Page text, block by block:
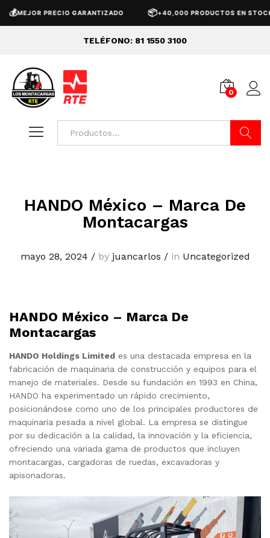
MEJOR PRECIO GARANTIZADO +40,000 PRODUCTOS EN STOCK
TELÉFONO: 81 1550 3100
0
HANDO México – Marca De
Montacargas
mayo 28, 2024 /by juancarlos /in Uncategorized
HANDO México – Marca De
Montacargas
HANDO Holdings Limited es una destacada empresa en la
fabricación de maquinaria de construcción y equipos para el
manejo de materiales. Desde su fundación en 1993 en China,
HANDO ha experimentado un rápido crecimiento,
posicionándose como uno de los principales productores de
maquinaria pesada a nivel global. La empresa se distingue
por su dedicación a la calidad, la innovación y la eficiencia,
ofreciendo una variada gama de productos que incluyen
montacargas, cargadoras de ruedas, excavadoras y
apisonadoras.